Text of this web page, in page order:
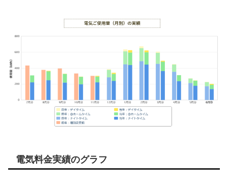
電気料金実績のグラフ